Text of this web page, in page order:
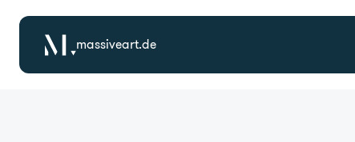
massiveart.de